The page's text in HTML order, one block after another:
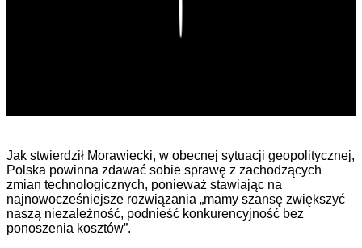
Jak stwierdził Morawiecki, w obecnej sytuacji geopolitycznej,
Polska powinna zdawać sobie sprawę z zachodzących
zmian technologicznych, ponieważ stawiając na
najnowocześniejsze rozwiązania „mamy szansę zwiększyć
naszą niezależność, podnieść konkurencyjność bez
ponoszenia kosztów”.